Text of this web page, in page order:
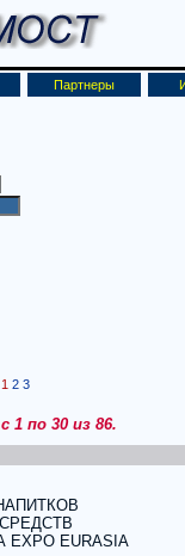
Партнеры
1 2 3
1 по 30 из 86.
EURASIA